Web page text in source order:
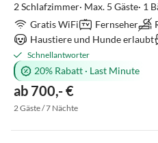
2 Schlafzimmer· Max. 5 Gäste· 1
Gratis WiFi
Fernseher
Haustiere und Hunde erlaubt
Schnellantworter
20% Rabatt · Last Minute
ab 700,- €
2 Gäste / 7 Nächte